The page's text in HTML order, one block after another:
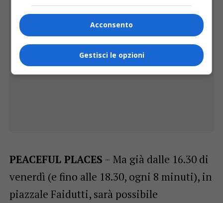
PEACEFUL PLACES – Ma già dalle 16.30 di
venerdì (e fino alle 18.30, ogni 8 minuti), in
piazzale Faidutti, sarà possibile
Acconsento
Gestisci le opzioni